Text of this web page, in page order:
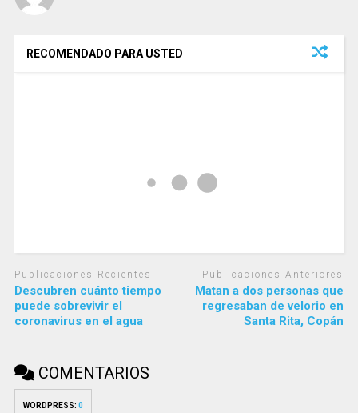
RECOMENDADO PARA USTED
Publicaciones Recientes
Descubren cuánto tiempo
puede sobrevivir el
coronavirus en el agua
Publicaciones Anteriores
Matan a dos personas que
regresaban de velorio en
Santa Rita, Copán
COMENTARIOS
WORDPRESS: 0